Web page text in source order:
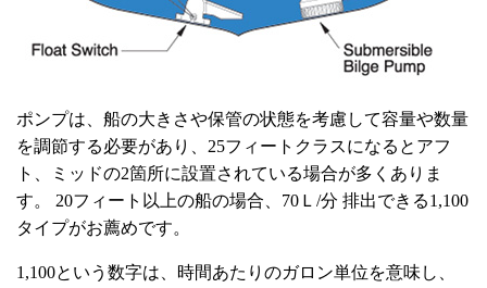
ポンプは、船の大きさや保管の状態を考慮して容量や数量
を調節する必要があり、25フィートクラスになるとアフ
ト、ミッドの2箇所に設置されている場合が多くありま
す。 20フィート以上の船の場合、70Ｌ/分 排出できる1,100
タイプがお薦めです。
1,100という数字は、時間あたりのガロン単位を意味し、